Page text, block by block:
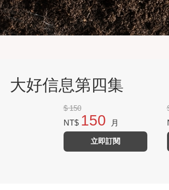
大好信息第四集
$ 150
NT$ 150 月
立即訂閱